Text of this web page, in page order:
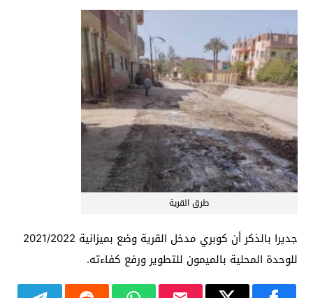
طرق القرية
جديرا بالذكر أن كوبري مدخل القرية وضع بميزانية 2021/2022
للوحدة المحلية بالميمون للتطوير ورفع كفاءته.